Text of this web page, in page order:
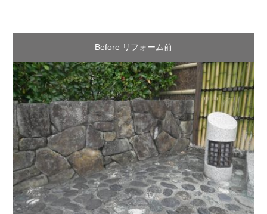
Before リフォーム前